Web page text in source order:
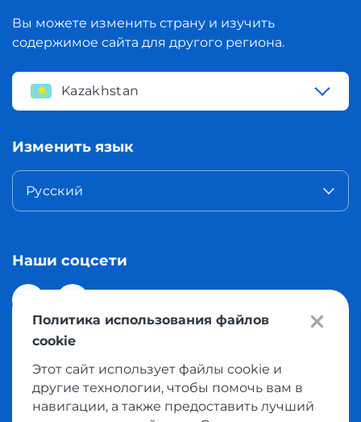
Вы можете изменить страну и изучить
содержимое сайта для другого региона.
Kazakhstan
Изменить язык
Русский
Наши соцсети
© 2026 Meest Shopping доставка покупок с интернет
магазинов мира в Казахстан. Все права защищены
Политика использования файлов
cookie
Этот сайт использует файлы cookie и
другие технологии, чтобы помочь вам в
навигации, а также предоставить лучший